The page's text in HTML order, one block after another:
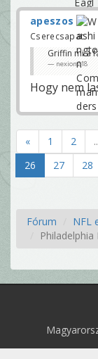
apeszos
Cserecsapat
Griffin mi a
nexion218
Hogy nem
« 1 2
26
27 28
Fórum
NFL